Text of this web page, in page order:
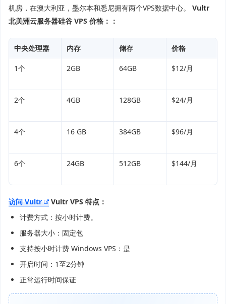
机房，在澳大利亚，墨尔本和悉尼拥有两个VPS数据中心。 Vultr
北美洲云服务器硅谷 VPS 价格：：
中央处理器 内存 储存 价格
1个 2GB 64GB $12/月
2个 4GB 128GB $24/月
4个 16 GB 384GB $96/月
6个 24GB 512GB $144/月
访问 Vultr
Vultr VPS 特点：
计费方式：按小时计费。
服务器大小：固定包
支持按小时计费 Windows VPS：是
开启时间：1至2分钟
正常运行时间保证